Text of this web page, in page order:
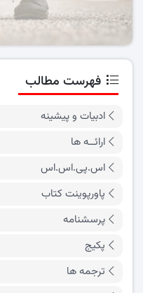
فهرست مطالب
ادبیات و پیشینه
ارائــه ها
اس.پی.اس.اس
پاورپوینت کتاب
پرسشنامه
پکیج
ترجمه ها